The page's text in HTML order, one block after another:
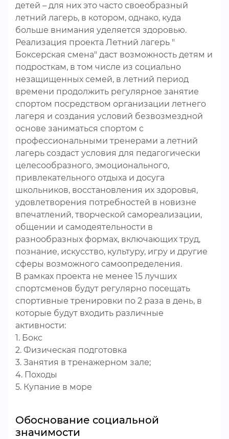
детей – для них это часто своеобразный
летний лагерь, в котором, однако, куда
больше внимания уделяется здоровью.
Реализация проекта Летний лагерь "
Боксерская смена" даст возможность детям и
подросткам, в том числе из социально
незащищенных семей, в летний период
времени продолжить регулярное занятие
спортом посредством организации летнего
лагеря и создания условий безвозмездной
основе заниматься спортом с
профессиональными тренерами а летний
лагерь создаст условия для педагогически
целесообразного, эмоционального,
привлекательного отдыха и досуга
школьников, восстановления их здоровья,
удовлетворения потребностей в новизне
впечатлений, творческой самореализации,
общении и самодеятельности в
разнообразных формах, включающих труд,
познание, искусство, культуру, игру и другие
сферы возможного самоопределения.
В рамках проекта не менее 15 лучших
спортсменов будут регулярно посещать
спортивные тренировки по 2 раза в день, в
которые будут входить различные
активности:
1. Бокс
2. Физическая подготовка
3. Занятия в тренажерном зале;
4. Походы
5. Купание в море
Обоснование социальной
значимости